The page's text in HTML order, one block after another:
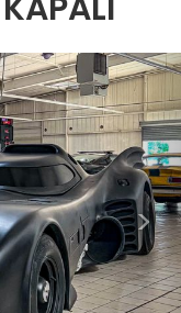
>